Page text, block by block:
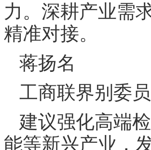
力。深耕产业需
精准对接。
蒋扬名
工商联界别委员
建议强化高端
能等新兴产业，